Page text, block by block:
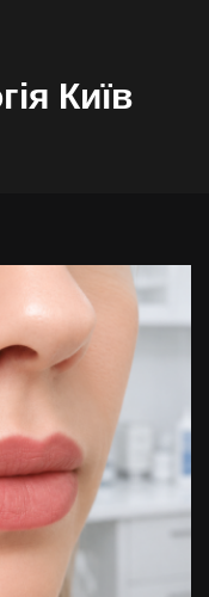
Київ